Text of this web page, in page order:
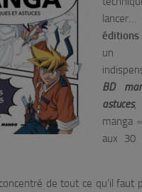
un
BD
astuces,
manga
aux 30
de tout ce qu’il faut